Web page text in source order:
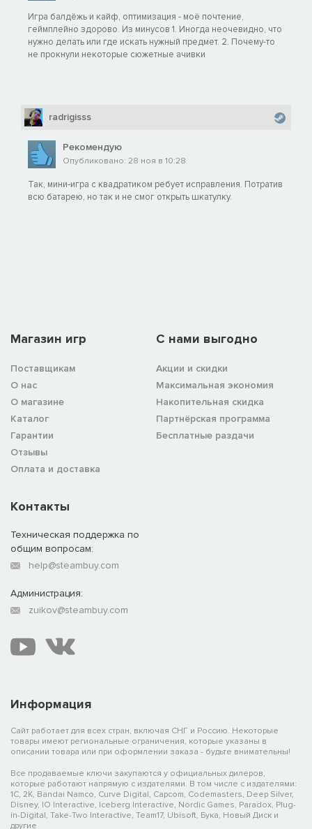
Игра балдёжь и кайф, оптимизация - моё почтение,
геймплейно здорово. Из минусов 1. Иногда неочевидно, что
нужно делать или где искать нужный предмет. 2. Почему-то
не прокнули некоторые сюжетные ачивки
radrigisss
Рекомендую
Опубликовано: 28 ноя в 10:28
Так, мини-игра с квадратиком ребует исправления. Потратив
всю батарею, но так и не смог открыть шкатулку.
Магазин игр
Поставщикам
О нас
О магазине
Каталог
Гарантии
Отзывы
Оплата и доставка
C нами выгодно
Акции и скидки
Максимальная экономия
Накопительная скидка
Партнёрская программа
Бесплатные раздачи
Информация
Сайт работает для всех стран, включая СНГ и Россию. Некоторые
товары имеют региональные ограничения, которые указаны в
описании товара или при оформлении заказа - будьте внимательны!
Все продаваемые ключи закупаются у официальных дилеров,
которые работают напрямую с издателями. В том числе с издателями:
1C, 2K, Bandai Namco, Curve Digital, Capcom, Codemasters, Deep Silver,
Disney, IO Interactive, Iceberg Interactive, Nordic Games, Paradox, Plug-
in-Digital, Take-Two Interactive, Team17, Ubisoft, Бука, Новый Диск и
другие
Контакты
Техническая поддержка по
общим вопросам:
help@steambuy.com
Администрация:
zuikov@steambuy.com